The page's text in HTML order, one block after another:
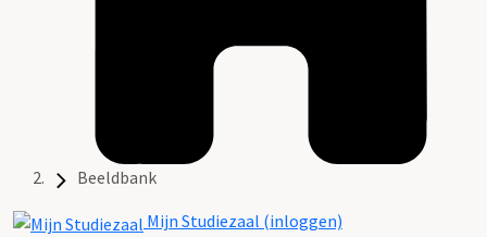
Beeldbank
Mijn Studiezaal (inloggen)